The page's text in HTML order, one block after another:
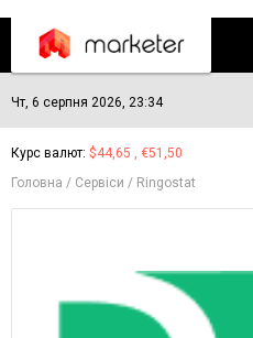
Чт, 6 серпня 2026, 23:34
Курс валют: $44,65 , €51,50
Головна
Сервіси Ringostat